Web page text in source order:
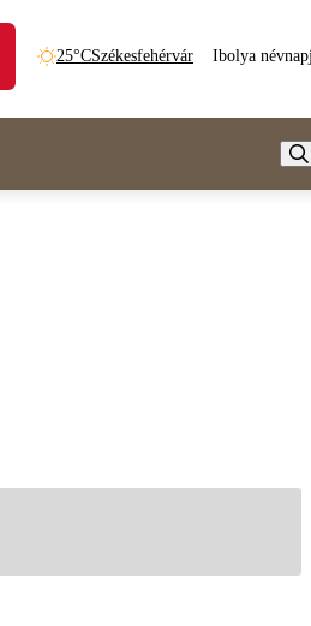
25°CSzékesfehérvár Ibolya